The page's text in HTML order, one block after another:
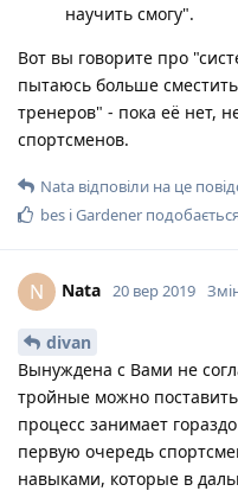
научить смогу".
Вот вы говорите про
пытаюсь больше
тренеров" - пока её нет,
спортсменов.
Nata відповіли на це
bes іGardener
N Nata 20 вер 2019
divan
Вынуждена с Вами не
тройные можно
процесс занимает
первую очередь
навыками, которые в